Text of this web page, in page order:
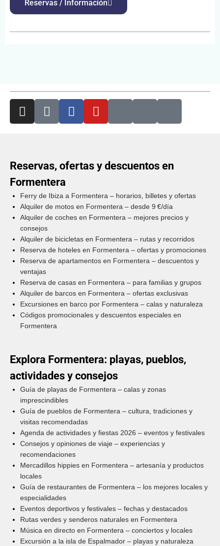
Reservas / Información
Reservas, ofertas y descuentos en
Formentera
Ferry de Ibiza a Formentera – horarios, billetes y ofertas
Alquiler de motos en Formentera – desde 9 €/día
Alquiler de coches en Formentera – mejores precios y
consejos
Alquiler de bicicletas en Formentera – rutas y recorridos
Reserva de hoteles en Formentera – ofertas y promociones
Reserva de apartamentos en Formentera – descuentos y
ventajas
Reserva de casas en Formentera – para familias y grupos
Alquiler de barcos en Formentera – ofertas exclusivas
Excursiones en barco por Formentera – calas y naturaleza
Códigos promocionales y descuentos especiales en
Formentera
Explora Formentera: playas, pueblos,
actividades y consejos
Guía de playas de Formentera – calas y zonas
imprescindibles
Guía de pueblos de Formentera – cultura, tradiciones y
visitas recomendadas
Agenda de actividades y fiestas 2026 – eventos y festivales
Consejos y opiniones de viaje – experiencias y
recomendaciones
Mercadillos hippies en Formentera – artesanía y productos
locales
Guía de restaurantes de Formentera – los mejores locales y
especialidades
Eventos deportivos y festivales – fechas y destacados
Rutas verdes y senderos naturales en Formentera
Música en directo en Formentera – conciertos y locales
Excursión a la isla de Espalmador – playas y naturaleza